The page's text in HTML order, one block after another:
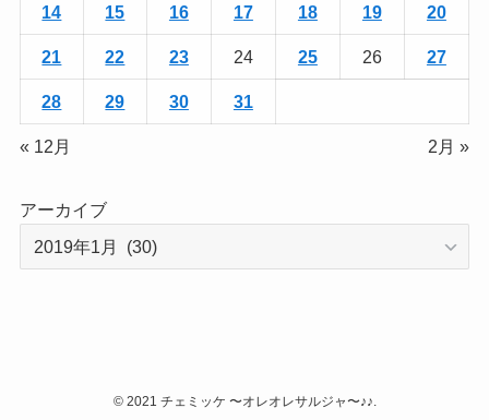
14 15 16 17 18 19 20
21 22 23 24 25 26 27
28 29 30 31
« 12月 2月 »
アーカイブ
©2021 チェミッケ 〜オレオレサルジャ〜♪♪.